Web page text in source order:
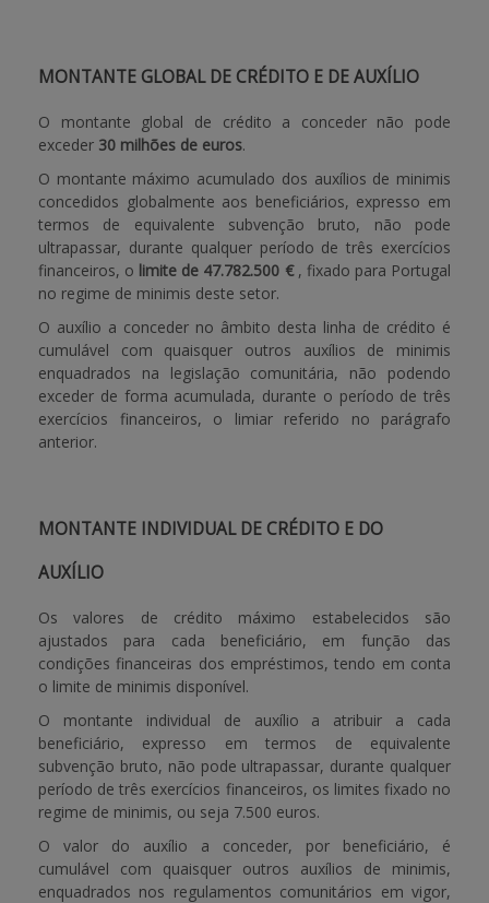
MONTANTE GLOBAL DE CRÉDITO E DE AUXÍLIO
O montante global de crédito a conceder não pode
exceder 30 milhões de euros.
O montante máximo acumulado dos auxílios de minimis
concedidos globalmente aos beneficiários, expresso em
termos de equivalente subvenção bruto, não pode
ultrapassar, durante qualquer período de três exercícios
financeiros, o limite de 47.782.500 €, fixado para Portugal
no regime de minimis deste setor.
O auxílio a conceder no âmbito desta linha de crédito é
cumulável com quaisquer outros auxílios de minimis
enquadrados na legislação comunitária, não podendo
exceder de forma acumulada, durante o período de três
exercícios financeiros, o limiar referido no parágrafo
anterior.
MONTANTE INDIVIDUAL DE CRÉDITO E DO
AUXÍLIO
Os valores de crédito máximo estabelecidos são
ajustados para cada beneficiário, em função das
condições financeiras dos empréstimos, tendo em conta
o limite de minimis disponível.
O montante individual de auxílio a atribuir a cada
beneficiário, expresso em termos de equivalente
subvenção bruto, não pode ultrapassar, durante qualquer
período de três exercícios financeiros, os limites fixado no
regime de minimis, ou seja 7.500 euros.
O valor do auxílio a conceder, por beneficiário, é
cumulável com quaisquer outros auxílios de minimis,
enquadrados nos regulamentos comunitários em vigor,